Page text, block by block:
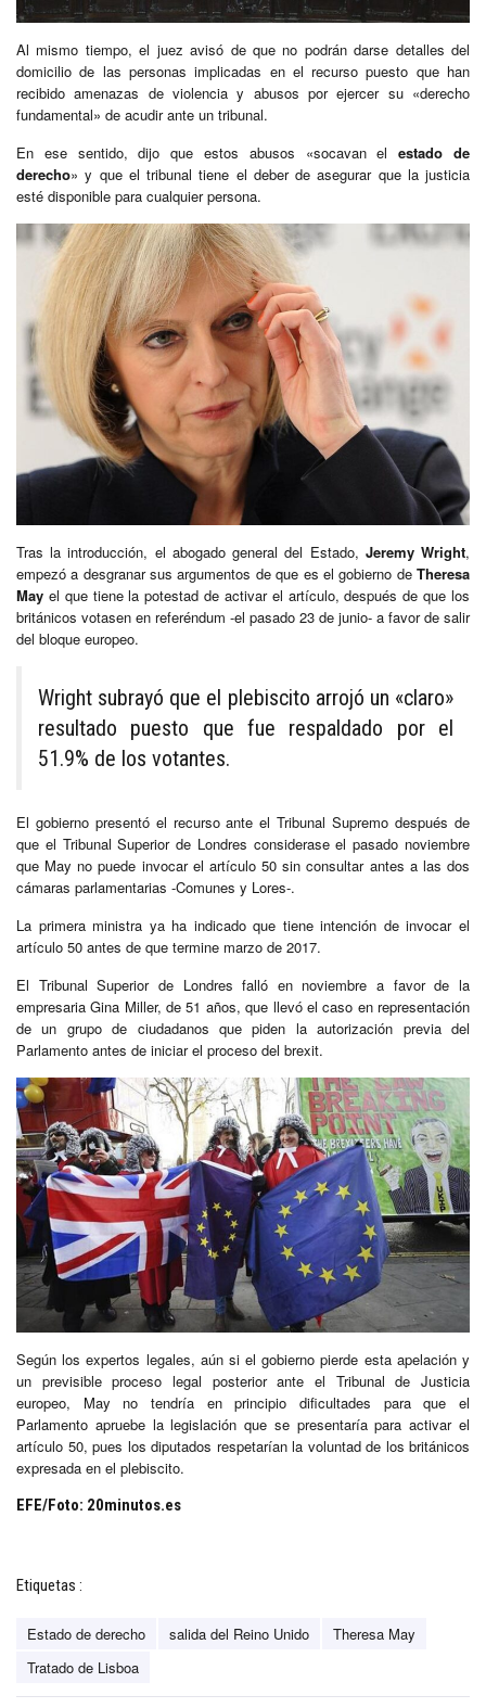
Al mismo tiempo, el juez avisó de que no podrán darse detalles del
domicilio de las personas implicadas en el recurso puesto que han
recibido amenazas de violencia y abusos por ejercer su «derecho
fundamental» de acudir ante un tribunal.
En ese sentido, dijo que estos abusos «socavan elestado de
derecho» y que el tribunal tiene el deber de asegurar que la justicia
esté disponible para cualquier persona.
Tras la introducción, el abogado general del Estado, Jeremy Wright,
empezó a desgranar sus argumentos de que es el gobierno de Theresa
May el que tiene la potestad de activar el artículo, después de que los
británicos votasen en referéndum -el pasado 23 de junio- a favor de salir
del bloque europeo.
Wright subrayó que el plebiscito arrojó un «claro»
resultado puesto que fue respaldado por el
51.9% de los votantes.
El gobierno presentó el recurso ante el Tribunal Supremo después de
que el Tribunal Superior de Londres considerase el pasado noviembre
que May no puede invocar el artículo 50 sin consultar antes a las dos
cámaras parlamentarias -Comunes y Lores-.
La primera ministra ya ha indicado que tiene intención de invocar el
artículo 50 antes de que termine marzo de 2017.
El Tribunal Superior de Londres falló en noviembre a favor de la
empresaria Gina Miller, de 51 años, que llevó el caso en representación
de un grupo de ciudadanos que piden la autorización previa del
Parlamento antes de iniciar el proceso del brexit.
Según los expertos legales, aún si el gobierno pierde esta apelación y
un previsible proceso legal posterior ante el Tribunal de Justicia
europeo, May no tendría en principio dificultades para que el
Parlamento apruebe la legislación que se presentaría para activar el
artículo 50, pues los diputados respetarían la voluntad de los británicos
expresada en el plebiscito.
EFE/Foto: 20minutos.es
Etiquetas :
Estado de derecho salida del Reino Unido
Theresa May
Tratado de Lisboa